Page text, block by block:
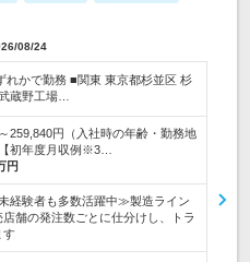
08/24
れかで勤務 ■関東 東京都杉並区 杉
蔵野工場…
259,840円（入社時の年齢・勤務地
初年度月収例※3…
円
経験者も多数活躍中≫製造ライン
舗の発注数ごとに仕分けし、トラ
す